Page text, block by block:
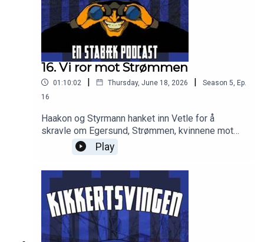
16. Vi ror mot Strømmen
01:10:02 | Thursday, June 18, 2026 | Season 5 Ep.
16
Haakon og Styrmann hanket inn Vetle for å
skravle om Egersund, Strømmen, kvinnene mot
Moldor og Arna-Bjørnar, svare på spm og VM!
Godt lytt!
Play